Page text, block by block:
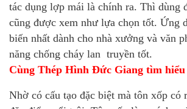
tác dụng lợp mái là chính ra. Thì dùng
cũng được xem như lựa chọn tốt. Ứng
biến nhất dành cho nhà xưởng và văn
năng chống cháy lan truyền tốt.
Cùng Thép Hình Đức Giang tìm hiểu
Nhờ có cấu tạo đặc biệt mà tôn xốp có